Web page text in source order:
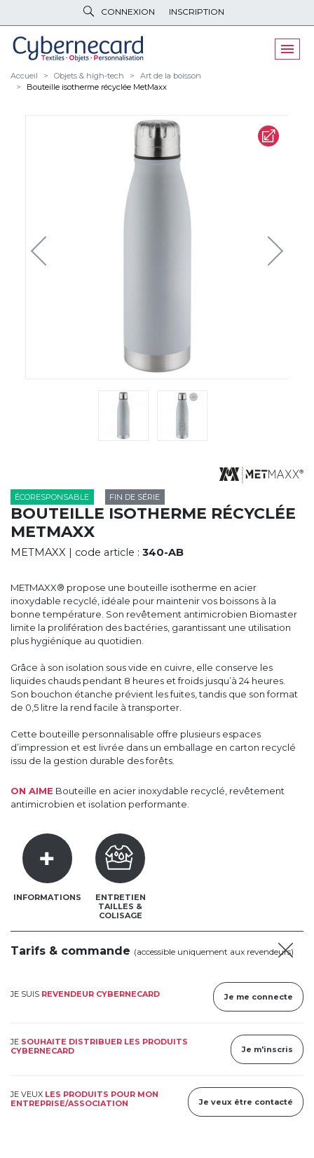
CONNEXION INSCRIPTION
VÊTEMENTSDE TRAVAIL
VÊTEMENTS D'IMAGE
RESPONSABLE
ROADSHOWS, FORUM DES EXPERTS
MARQUES & CERTIFICATS
Accueil Objets & high-tech
Art de la boisson
Bouteille isotherme récyclée MetMaxx
ÉCORESPONSABLE FIN DE SÉRIE
BOUTEILLE ISOTHERME RÉCYCLÉE
METMAXX
METMAXX | code article : 340-AB
METMAXX® propose une bouteille isotherme en acier
inoxydable recyclé, idéale pour maintenir vos boissons à la
bonne température. Son revêtement antimicrobien Biomaster
limite la prolifération des bactéries, garantissant une utilisation
plus hygiénique au quotidien.
Grâce à son isolation sous vide en cuivre, elle conserve les
liquides chauds pendant 8 heures et froids jusqu’à 24 heures.
Son bouchon étanche prévient les fuites, tandis que son format
de 0,5 litre la rend facile à transporter.
Cette bouteille personnalisable offre plusieurs espaces
d’impression et est livrée dans un emballage en carton recyclé
issu de la gestion durable des forêts.
ON AIME Bouteille en acier inoxydable recyclé, revêtement
antimicrobien et isolation performante.
INFORMATIONS
ENTRETIEN
TAILLES &
COLISAGE
Tarifs & commande (accessible uniquement aux revendeurs)
JE SUIS REVENDEUR CYBERNECARD Je me connecte
JE SOUHAITE DISTRIBUER LES PRODUITS
CYBERNECARD
Je m'inscris
JE VEUX LES PRODUITS POUR MON
ENTREPRISE/ASSOCIATION
Je veux être contacté